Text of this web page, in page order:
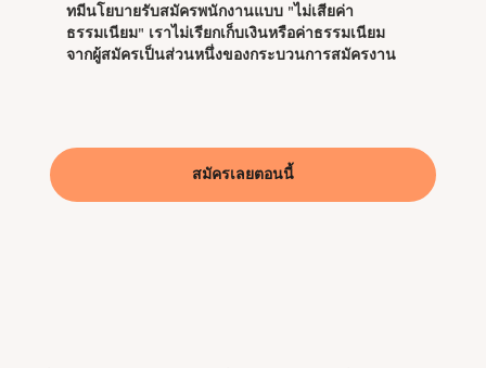
ทมีนโยบายรับสมัครพนักงานแบบ "ไม่เสียค่า
ธรรมเนียม" เราไม่เรียกเก็บเงินหรือค่าธรรมเนียม
จากผู้สมัครเป็นส่วนหนึ่งของกระบวนการสมัครงาน
สมัครเลยตอนนี้